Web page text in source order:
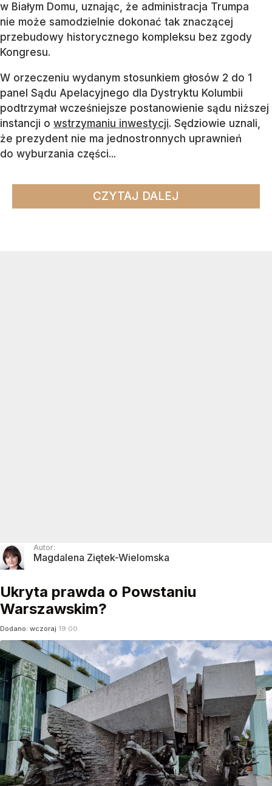
w Białym Domu, uznając, że administracja Trumpa
nie może samodzielnie dokonać tak znaczącej
przebudowy historycznego kompleksu bez zgody
Kongresu.
W orzeczeniu wydanym stosunkiem głosów 2 do 1
panel Sądu Apelacyjnego dla Dystryktu Kolumbii
podtrzymał wcześniejsze postanowienie sądu niższej
instancji o wstrzymaniu inwestycji. Sędziowie uznali,
że prezydent nie ma jednostronnych uprawnień
do wyburzania części...
CZYTAJ DALEJ
Autor:
Magdalena Ziętek-Wielomska
Ukryta prawda o Powstaniu
Warszawskim?
Dodano: wczoraj 19:00